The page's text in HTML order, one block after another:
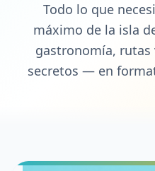
Todo lo que
máximo de la isla
gastronomía, rutas
secretos — en